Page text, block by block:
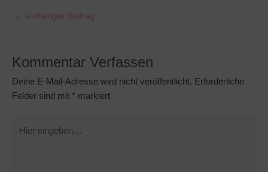
Post
← Vorheriger Beitrag
Kommentar Verfassen
Deine E-Mail-Adresse wird nicht veröffentlicht. Erforderliche
Felder sind mit * markiert
eingeben…